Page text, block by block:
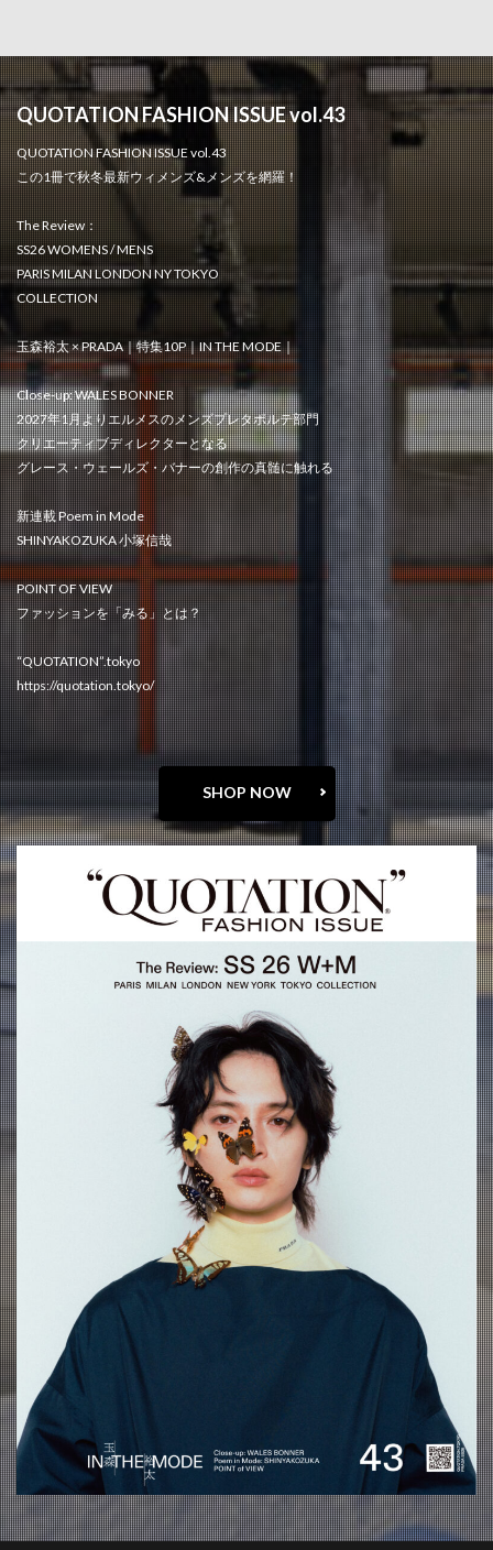
QUOTATION FASHION ISSUE vol.43
QUOTATION FASHION ISSUE vol.43
この1冊で秋冬最新ウィメンズ&メンズを網羅！
The Review：
SS26 WOMENS / MENS
PARIS MILAN LONDON NY TOKYO
COLLECTION
玉森裕太 × PRADA｜特集10P｜IN THE MODE｜
Close-up: WALES BONNER
2027年1月よりエルメスのメンズプレタポルテ部門
クリエーティブディレクターとなる
グレース・ウェールズ・バナーの創作の真髄に触れる
新連載 Poem in Mode
SHINYAKOZUKA 小塚信哉
POINT OF VIEW
ファッションを「みる」とは？
“QUOTATION”.tokyo
https://quotation.tokyo/
SHOP NOW